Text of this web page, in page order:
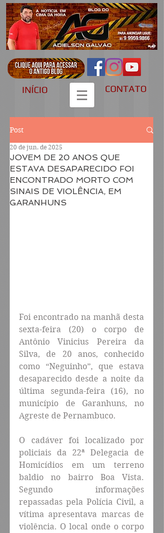
INÍCIO CONTATO
Post
JOVEM DE 20 ANOS QUE
ESTAVA DESAPARECIDO FOI
ENCONTRADO MORTO COM
SINAIS DE VIOLÊNCIA, EM
GARANHUNS
20 de jun. de 2025
Foi encontrado na manhã desta
sexta-feira (20) o corpo de
Antônio Vinicius Pereira da
Silva, de 20 anos, conhecido
como “Neguinho”, que estava
desaparecido desde a noite da
última segunda-feira (16), no
município de Garanhuns, no
Agreste de Pernambuco.
O cadáver foi localizado por
policiais da 22ª Delegacia de
Homicídios em um terreno
baldio no bairro Boa Vista.
Segundo informações
repassadas pela Polícia Civil, a
vítima apresentava marcas de
violência. O local onde o corpo